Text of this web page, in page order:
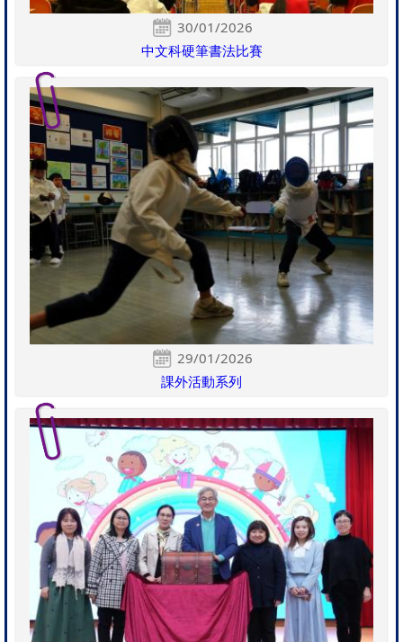
30/01/2026
中文科硬筆書法比賽
29/01/2026
課外活動系列